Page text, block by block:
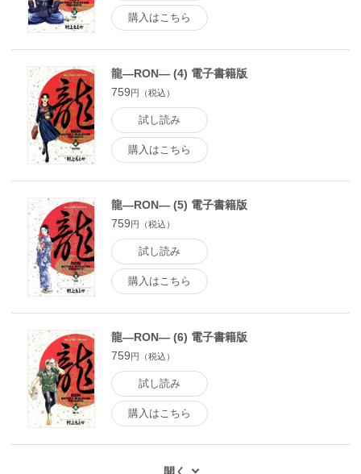
購入はこちら
龍―RON― (4) 電子書籍版
759円（税込）
試し読み
購入はこちら
龍―RON― (5) 電子書籍版
759 円（税込）
試し読み
購入はこちら
龍―RON― (6) 電子書籍版
759円（税込）
試し読み
購入はこちら